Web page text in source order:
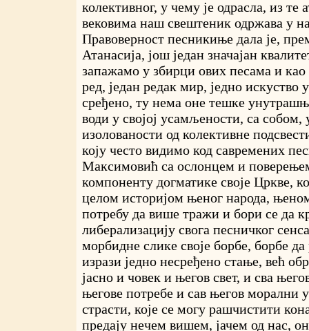
колективног, у чему је одрасла, из те
вековима наш свештеник одржава у
Правоверност песникиње дала је,
Атанасија, још један значајан
запажамо у збирци ових песама и као
ред, један редак мир, једно искуство
сређено, ту нема оне тешке
води у својој усамљености, са собом,
изолованости од колективне
коју често видимо код савремених
Максимовић са ослонцем и
компоненту догматике своје Цркве,
целом историјом њеног народа,
потребу да више тражи и бори се да
либерализацију свога песничког
морбидне слике своје борбе, борбе
изрази једно несређено стање, већ
јасно и човек и његов свет, и сва
његове потребе и сав његов морални
страсти, које се могу рашчистити
предају нечем вишем, јачем од нас,